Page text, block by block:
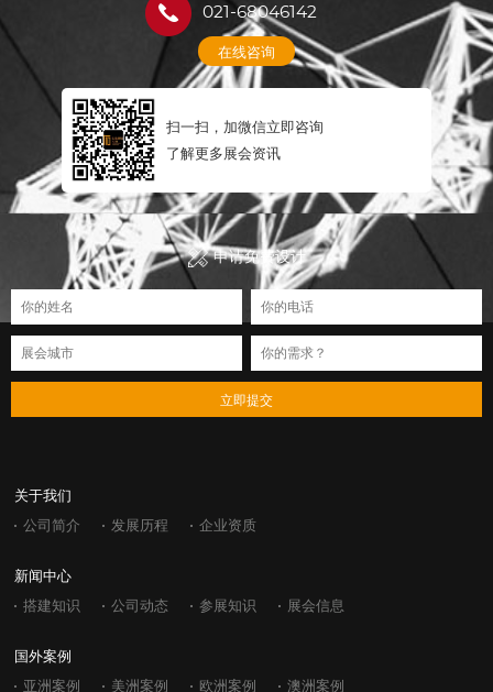
021-68046142
在线咨询
扫一扫，加微信立即咨询
了解更多展会资讯
申请免费设计
立即提交
关于我们
公司简介 发展历程 企业资质
新闻中心
搭建知识 公司动态 参展知识 展会信息
国外案例
亚洲案例 美洲案例 欧洲案例 澳洲案例